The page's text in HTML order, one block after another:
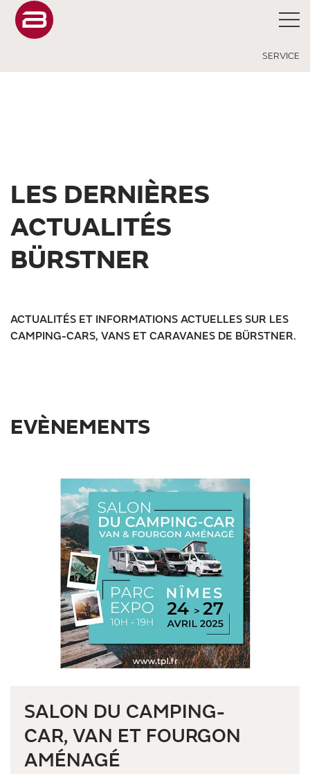
SERVICE
LES DERNIÈRES
ACTUALITÉS
BÜRSTNER
ACTUALITÉS ET INFORMATIONS ACTUELLES SUR LES
CAMPING-CARS, VANS ET CARAVANES DE BÜRSTNER.
EVÈNEMENTS
SALON DU CAMPING-
CAR, VAN ET FOURGON
AMÉNAGÉ